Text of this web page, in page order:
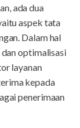
ada dua
aspek tata
Dalam hal
optimalisasi
layanan
kepada
penerimaan